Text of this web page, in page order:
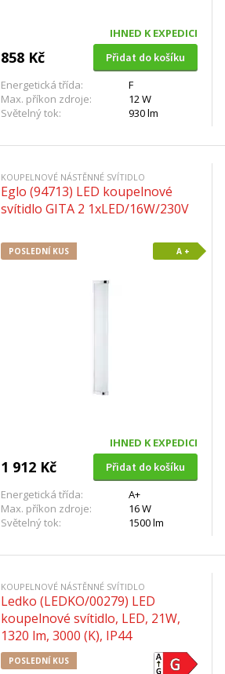
IHNED K EXPEDICI
858 Kč
Přidat do košíku
Energetická třída:
F
Max. příkon zdroje:
12 W
Světelný tok:
930 lm
KOUPELNOVÉ NÁSTĚNNÉ SVÍTIDLO
Eglo (94713) LED koupelnové
svítidlo GITA 2 1xLED/16W/230V
POSLEDNÍ KUS A +
IHNED K EXPEDICI
1 912 Kč
Přidat do košíku
Energetická třída:
A+
Max. příkon zdroje:
16 W
Světelný tok:
1500 lm
KOUPELNOVÉ NÁSTĚNNÉ SVÍTIDLO
Ledko (LEDKO/00279) LED
koupelnové svítidlo, LED, 21W,
1320 lm, 3000 (K), IP44
POSLEDNÍ KUS